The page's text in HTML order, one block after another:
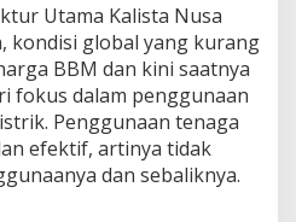
Utama Kalista Nusa
kondisi global yang kurang
BBM dan kini saatnya
fokus dalam penggunaan
Penggunaan tenaga
efektif, artinya tidak
dan sebaliknya.